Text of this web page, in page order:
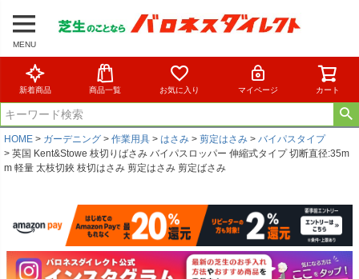
MENU
新着商品 商品一覧 お気に入り マイページ カート
HOME ガーデニング 作業用具 はさみ 剪定はさみ
バイパスタイプ
英国 Kent&Stowe 枝切りばさみ バイパスロッパー 伸縮式タイプ 切断直径:35m
m 軽量 太枝切鋏 枝切はさみ 剪定はさみ 剪定ばさみ